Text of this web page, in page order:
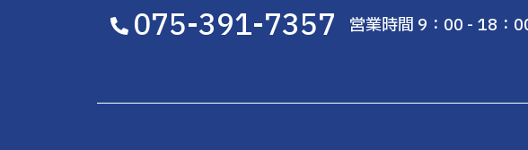
075-391-7357 営業時間 9：00 - 18：